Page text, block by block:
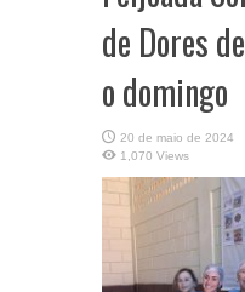
de Dores
o domingo
20 de maio de 2024
1,070 Views